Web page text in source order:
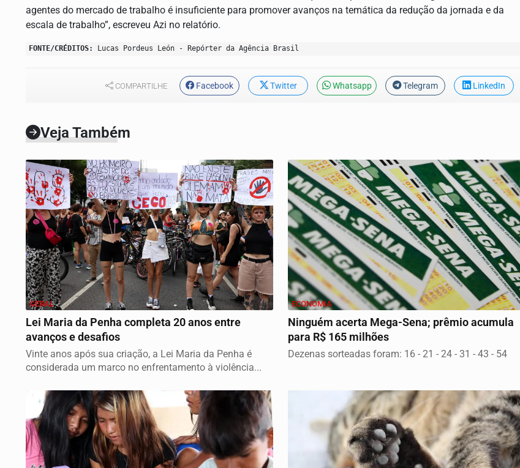
agentes do mercado de trabalho é insuficiente para promover avanços na temática da redução da jornada e da
escala de trabalho”, escreveu Azi no relatório.
FONTE/CRÉDITOS: Lucas Pordeus León - Repórter da Agência Brasil
COMPARTILHE Facebook Twitter Whatsapp Telegram LinkedIn
Veja Também
GERAL
Lei Maria da Penha completa 20 anos entre
avanços e desafios
Vinte anos após sua criação, a Lei Maria da Penha é
considerada um marco no enfrentamento à violência...
ECONOMIA
Ninguém acerta Mega-Sena; prêmio acumula
para R$ 165 milhões
Dezenas sorteadas foram: 16 - 21 - 24 - 31 - 43 - 54